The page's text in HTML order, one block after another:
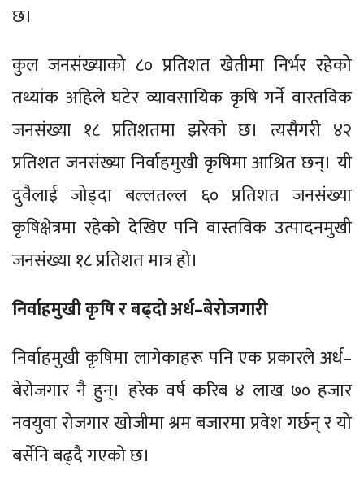
छ।
कुल जनसंख्याको ८० प्रतिशत खेतीमा निर्भर रहेको
तथ्यांक अहिले घटेर व्यावसायिक कृषि गर्ने वास्तविक
जनसंख्या १८ प्रतिशतमा झरेको छ। त्यसैगरी ४२
प्रतिशत जनसंख्या निर्वाहमुखी कृषिमा आश्रित छन्। यी
दुवैलाई जोड्दा बल्लतल्ल ६० प्रतिशत जनसंख्या
कृषिक्षेत्रमा रहेको देखिए पनि वास्तविक उत्पादनमुखी
जनसंख्या १८ प्रतिशत मात्र हो।
निर्वाहमुखी कृषि र बढ्दो अर्ध–बेरोजगारी
निर्वाहमुखी कृषिमा लागेकाहरू पनि एक प्रकारले अर्ध–
बेरोजगार नै हुन्। हरेक वर्ष करिब ४ लाख ७० हजार
नवयुवा रोजगार खोजीमा श्रम बजारमा प्रवेश गर्छन् र यो
बर्सेनि बढ्दै गएको छ।